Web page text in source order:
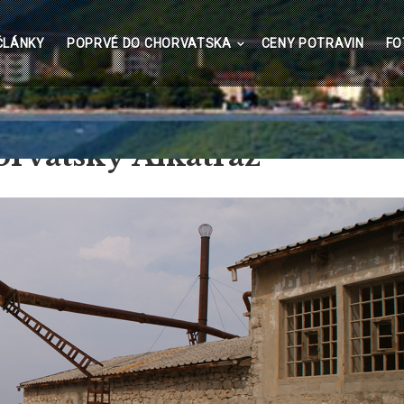
POPRVÉ DO CHORVATSKA CENY POTRAVIN
Alkatraz